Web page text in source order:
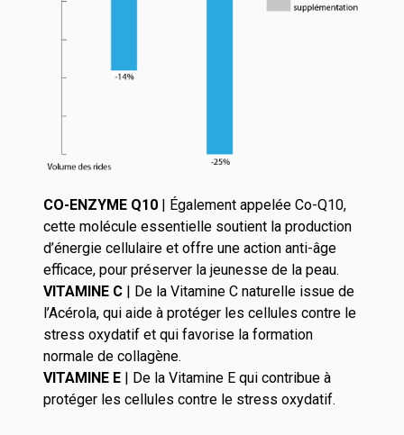
CO-ENZYME Q10 | Également appelée Co-Q10,
cette molécule essentielle soutient la production
d’énergie cellulaire et offre une action anti-âge
efficace, pour préserver la jeunesse de la peau.
VITAMINE C | De la Vitamine C naturelle issue de
l’Acérola, qui aide à protéger les cellules contre le
stress oxydatif et qui favorise la formation
normale de collagène.
VITAMINE E | De la Vitamine E qui contribue à
protéger les cellules contre le stress oxydatif.